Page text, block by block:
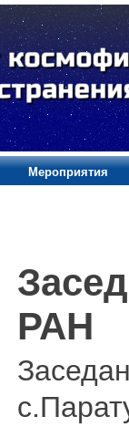
Мероприятия
РАН